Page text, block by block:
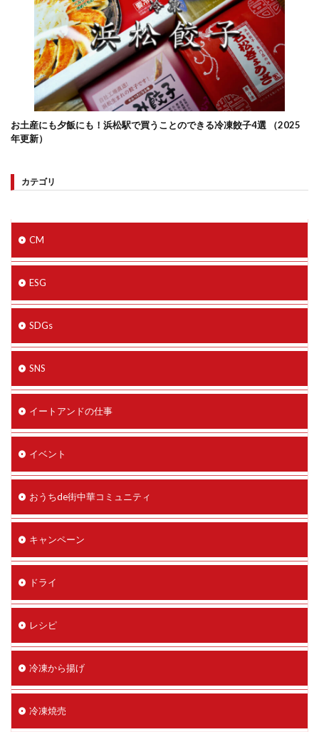
お土産にも夕飯にも！浜松駅で買うことのできる冷凍餃子4選 （2025
年更新）
カテゴリ
CM
ESG
SDGs
SNS
イートアンドの仕事
イベント
おうちde街中華コミュニティ
キャンペーン
ドライ
レシピ
冷凍から揚げ
冷凍焼売